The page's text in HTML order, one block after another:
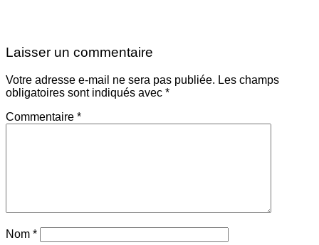
Laisser un commentaire
Votre adresse e-mail ne sera pas publiée. Les champs
obligatoires sont indiqués avec *
Commentaire *
Nom *